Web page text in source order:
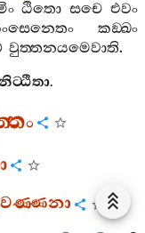
ඨිතො සචෙ එවං
කඞ‍්ඛං
වුත‍්තනයමෙවාති.
.